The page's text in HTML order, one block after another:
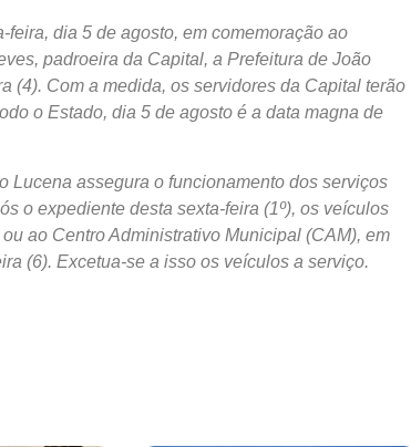
dia 5 de agosto, em comemoração ao
padroeira da Capital, a Prefeitura de João
(4). Com a medida, os servidores da Capital terão
o Estado, dia 5 de agosto é a data magna de
Lucena assegura o funcionamento dos serviços
o expediente desta sexta-feira (1º), os veículos
ao Centro Administrativo Municipal (CAM), em
(6). Excetua-se a isso os veículos a serviço.